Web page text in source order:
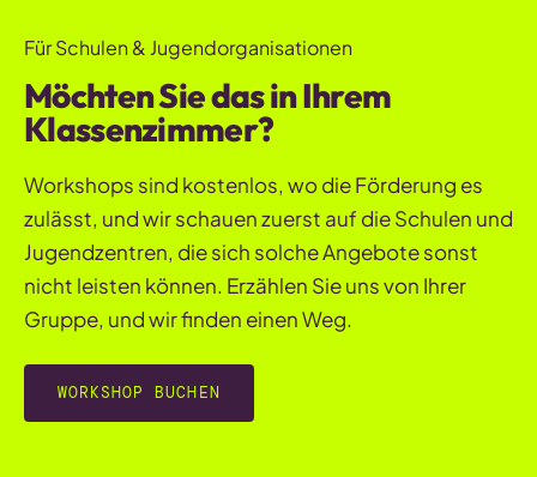
Für Schulen & Jugendorganisationen
Möchten Sie das in Ihrem
Klassenzimmer?
Workshops sind kostenlos, wo die Förderung es
zulässt, und wir schauen zuerst auf die Schulen und
Jugendzentren, die sich solche Angebote sonst
nicht leisten können. Erzählen Sie uns von Ihrer
Gruppe, und wir finden einen Weg.
WORKSHOP BUCHEN